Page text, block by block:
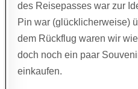
des Reisepasses war zur
Pin war (glücklicherweise)
dem Rückflug waren wir
doch noch ein paar
einkaufen.